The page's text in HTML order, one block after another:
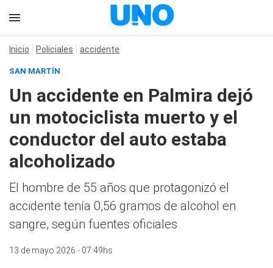
Inicio Policiales accidente
SAN MARTÍN
Un accidente en Palmira dejó
un motociclista muerto y el
conductor del auto estaba
alcoholizado
El hombre de 55 años que protagonizó el
accidente tenía 0,56 gramos de alcohol en
sangre, según fuentes oficiales
13 de mayo 2026 - 07:49hs